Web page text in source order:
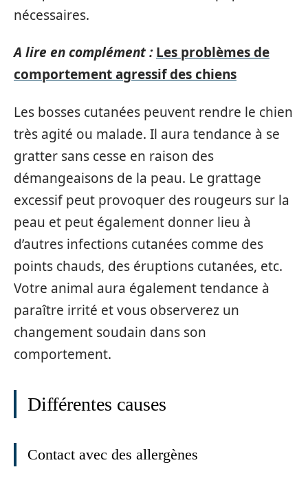
nécessaires.
A lire en complément : Les problèmes de
comportement agressif des chiens
Les bosses cutanées peuvent rendre le chien
très agité ou malade. Il aura tendance à se
gratter sans cesse en raison des
démangeaisons de la peau. Le grattage
excessif peut provoquer des rougeurs sur la
peau et peut également donner lieu à
d’autres infections cutanées comme des
points chauds, des éruptions cutanées, etc.
Votre animal aura également tendance à
paraître irrité et vous observerez un
changement soudain dans son
comportement.
Différentes causes
Contact avec des allergènes